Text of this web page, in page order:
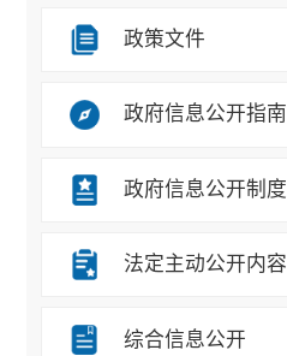
政策文件
政府信息公开指南
政府信息公开制度
法定主动公开内容
综合信息公开